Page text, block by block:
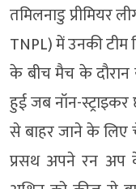
तमिलनाडु प्रीमियर
TNPL) में उनकी
के बीच मैच के
हुई जब नॉन-
से बाहर जाने के लिए
प्रसथ अपने रन अप